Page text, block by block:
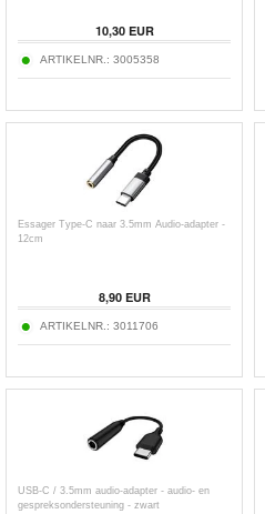
10,30EUR
ARTIKELNR.: 3005358
Essager Type-C naar 3.5mm Audio-adapter -
12cm
8,90EUR
ARTIKELNR.: 3011706
USB-C / 3.5mm audio-adapter - audio- en
gespreksondersteuning - zwart